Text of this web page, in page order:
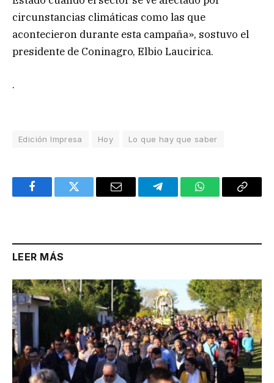
circunstancias climáticas como las que
acontecieron durante esta campaña», sostuvo el
presidente de Coninagro, Elbio Laucirica.
.
Edición Impresa Hoy Lo que hay que saber
FacebookTwitter Email TelegramWhatsAppCopy
LEER MÁS